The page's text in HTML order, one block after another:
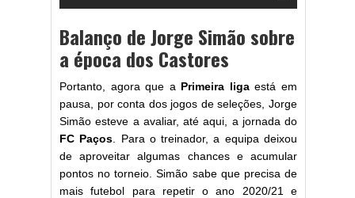
Balanço de Jorge Simão sobre
a época dos Castores
Portanto, agora que a Primeira ligaestá em
pausa, por conta dos jogos de seleções, Jorge
Simão esteve a avaliar, até aqui, a jornada do
FC Paços . Para o treinador, a equipa deixou
de aproveitar algumas chances e acumular
pontos no torneio. Simão sabe que precisa de
mais futebol para repetir o ano 2020/21 e